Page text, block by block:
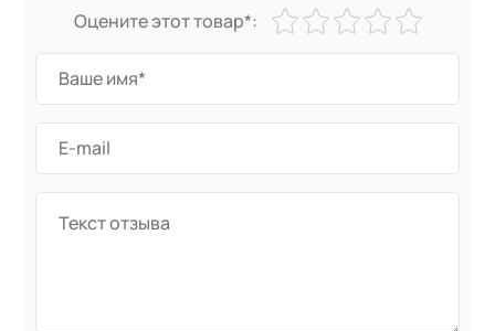
Оцените этот товар*: